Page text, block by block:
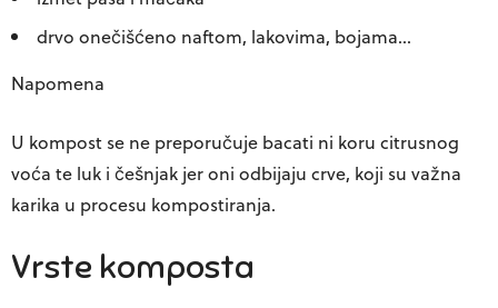
drvo onečišćeno naftom, lakovima, bojama…
Napomena
U kompost se ne preporučuje bacati ni koru citrusnog
voća te luk i češnjak jer oni odbijaju crve, koji su važna
karika u procesu kompostiranja.
Vrste komposta